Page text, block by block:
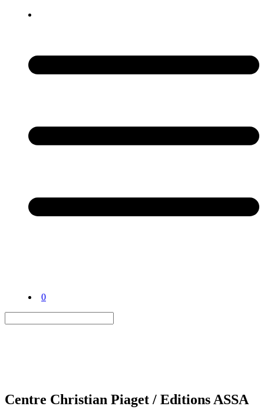
0
Centre Christian Piaget / Editions ASSA